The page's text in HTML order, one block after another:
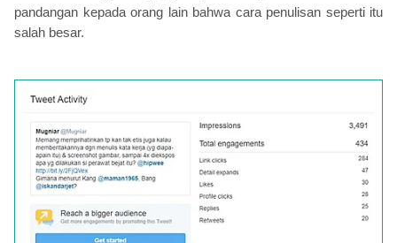
pandangan kepada orang lain bahwa cara penulisan seperti itu
salah besar.